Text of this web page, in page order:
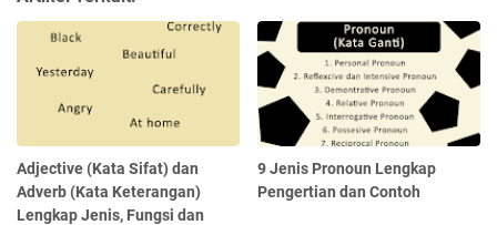
Adjective (Kata Sifat) dan
Adverb (Kata Keterangan)
Lengkap Jenis, Fungsi dan
9 Jenis Pronoun Lengkap
Pengertian dan Contoh